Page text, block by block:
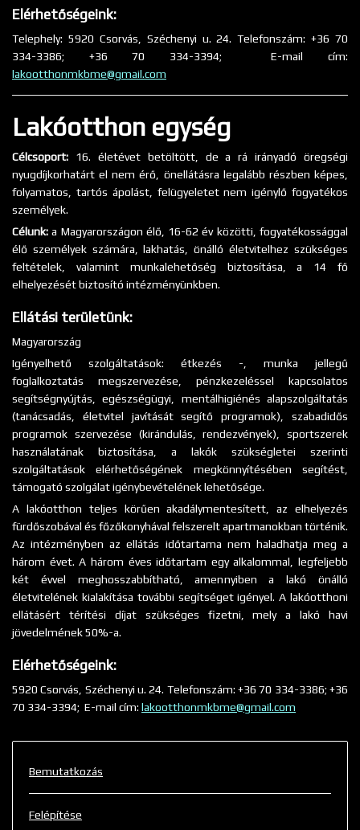
Elérhetőségeink:
Telephely: 5920 Csorvás, Széchenyi u. 24. Telefonszám: +36 70
334-3386; +36 70 334-3394; E-mail cím:
lakootthonmkbme@gmail.com
Lakóotthon egység
Célcsoport: 16. életévet betöltött, de a rá irányadó öregségi
nyugdíjkorhatárt el nem érő, önellátásra legalább részben képes,
folyamatos, tartós ápolást, felügyeletet nem igénylő fogyatékos
személyek.
Célunk: a Magyarországon élő, 16-62 év közötti, fogyatékossággal
élő személyek számára, lakhatás, önálló életvitelhez szükséges
feltételek, valamint munkalehetőség biztosítása, a 14 fő
elhelyezését biztosító intézményünkben.
Ellátási területünk:
Magyarország
Igényelhető szolgáltatások: étkezés -, munka jellegű
foglalkoztatás megszervezése, pénzkezeléssel kapcsolatos
segítségnyújtás, egészségügyi, mentálhigiénés alapszolgáltatás
(tanácsadás, életvitel javítását segítő programok), szabadidős
programok szervezése (kirándulás, rendezvények), sportszerek
használatának biztosítása, a lakók szükségletei szerinti
szolgáltatások elérhetőségének megkönnyítésében segítést,
támogató szolgálat igénybevételének lehetősége.
A lakóotthon teljes körűen akadálymentesített, az elhelyezés
fürdőszobával és főzőkonyhával felszerelt apartmanokban történik.
Az intézményben az ellátás időtartama nem haladhatja meg a
három évet. A három éves időtartam egy alkalommal, legfeljebb
két évvel meghosszabbítható, amennyiben a lakó önálló
életvitelének kialakítása további segítséget igényel. A lakóotthoni
ellátásért térítési díjat szükséges fizetni, mely a lakó havi
jövedelmének 50%-a.
Elérhetőségeink:
5920 Csorvás, Széchenyi u. 24. Telefonszám: +36 70 334-3386; +36
70 334-3394; E-mail cím: lakootthonmkbme@gmail.com
Bemutatkozás
Felépítése